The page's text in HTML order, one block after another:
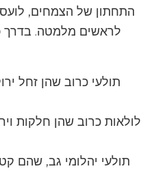
התחתון של הצמחים,
לראשים מלמטה. בדרך
תולעי כרוב שהן זחל
לולאות כרוב שהן חלקות
תולעי יהלומי גב, שהם